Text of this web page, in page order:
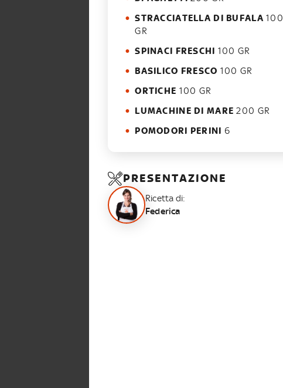
STRACCIATELLA DI BUFALA 100
GR
SPINACI FRESCHI 100 GR
BASILICO FRESCO 100 GR
ORTICHE 100 GR
LUMACHINE DI MARE 200 GR
POMODORI PERINI 6
PRESENTAZIONE
Ricetta di:
Federica